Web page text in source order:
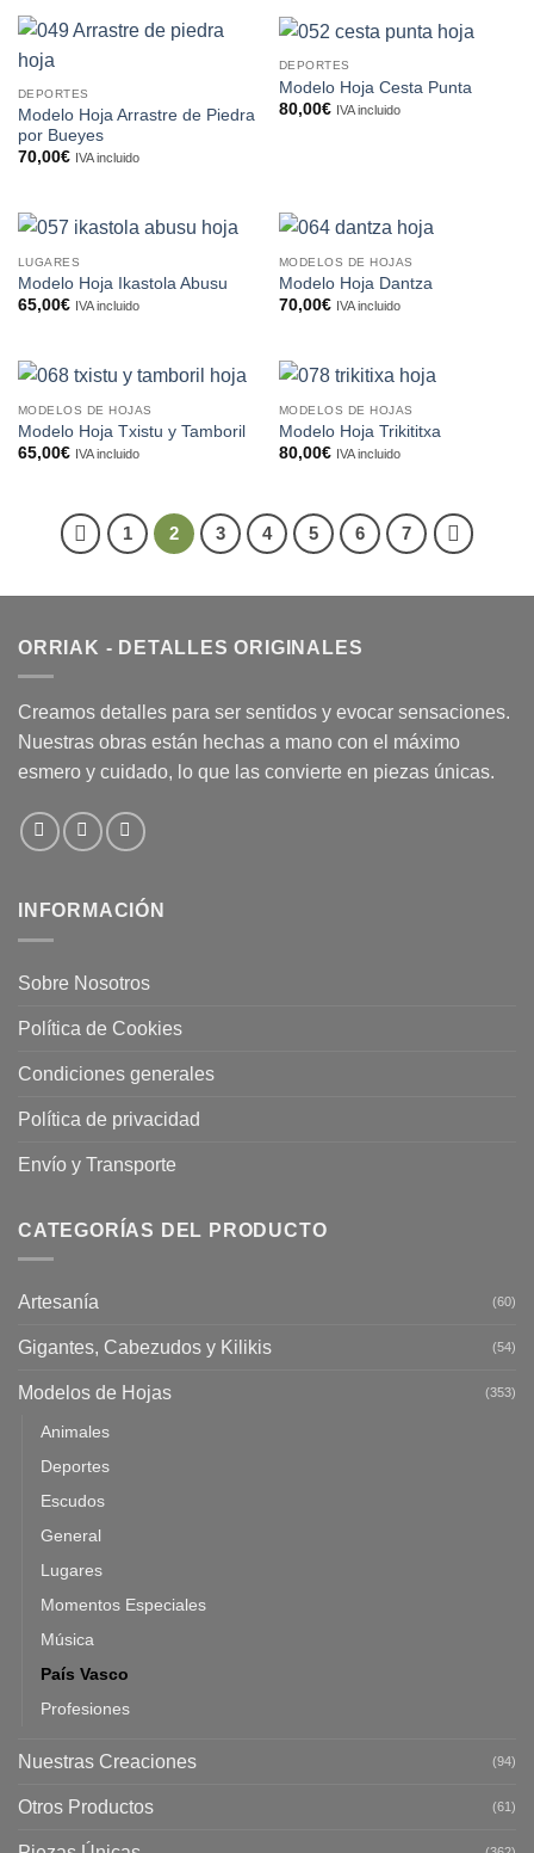
DEPORTES
Modelo Hoja Arrastre de Piedra
por Bueyes
70,00€ IVA incluido
DEPORTES
Modelo Hoja Cesta Punta
80,00€ IVA incluido
LUGARES
Modelo Hoja Ikastola Abusu
65,00€ IVA incluido
MODELOS DE HOJAS
Modelo Hoja Dantza
70,00€ IVA incluido
MODELOS DE HOJAS
Modelo Hoja Txistu y Tamboril
65,00€ IVA incluido
MODELOS DE HOJAS
Modelo Hoja Trikititxa
80,00€ IVA incluido
1 2 3 4 5 6 7
ORRIAK - DETALLES ORIGINALES
Creamos detalles para ser sentidos y evocar sensaciones.
Nuestras obras están hechas a mano con el máximo
esmero y cuidado, lo que las convierte en piezas únicas.
INFORMACIÓN
Sobre Nosotros
Política de Cookies
Condiciones generales
Política de privacidad
Envío y Transporte
CATEGORÍAS DEL PRODUCTO
Artesanía (60)
Gigantes, Cabezudos y Kilikis (54)
Modelos de Hojas (353)
Animales
Deportes
Escudos
General
Lugares
Momentos Especiales
Música
País Vasco
Profesiones
Nuestras Creaciones (94)
Otros Productos (61)